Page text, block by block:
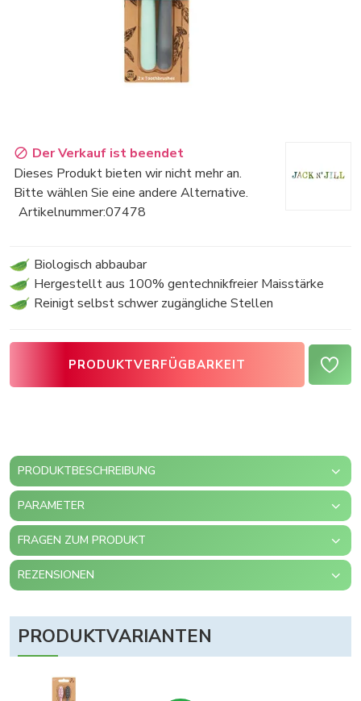
Der Verkauf ist beendet
Dieses Produkt bieten wir nicht mehr an.
Bitte wählen Sie eine andere Alternative.
Artikelnummer:07478
Biologisch abbaubar
Hergestellt aus 100% gentechnikfreier Maisstärke
Reinigt selbst schwer zugängliche Stellen
PRODUKTVERFÜGBARKEIT
PRODUKTBESCHREIBUNG
PARAMETER
FRAGEN ZUM PRODUKT
REZENSIONEN
PRODUKTVARIANTEN